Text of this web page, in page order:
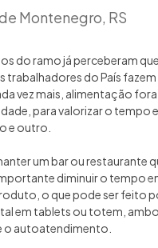
do ramo já perceberam
trabalhadores do País
vez mais, alimentação
para valorizar o tempo
e outro.
um bar ou restaurante
diminuir o tempo
o que pode ser feito
em tablets ou totem,
o autoatendimento.